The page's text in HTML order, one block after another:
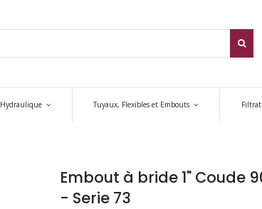
Hydraulique Tuyaux, Flexibles et Embouts
Embout à bride 1" Coude
- Serie 73